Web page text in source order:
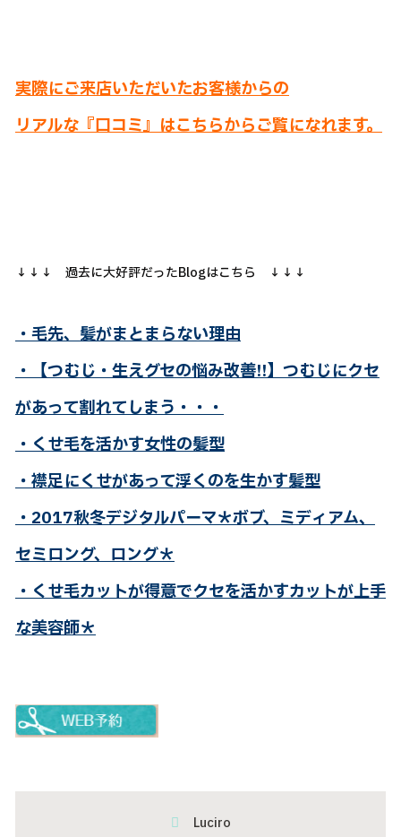
実際にご来店いただいたお客様からの
リアルな『口コミ』はこちらからご覧になれます。
↓↓↓ 過去に大好評だったBlogはこちら ↓↓↓
・毛先、髪がまとまらない理由
・【つむじ・生えグセの悩み改善!!】つむじにクセ
があって割れてしまう・・・
・くせ毛を活かす女性の髪型
・襟足にくせがあって浮くのを生かす髪型
・2017秋冬デジタルパーマ＊ボブ、ミディアム、
セミロング、ロング＊
・くせ毛カットが得意でクセを活かすカットが上手
な美容師＊
Luciro